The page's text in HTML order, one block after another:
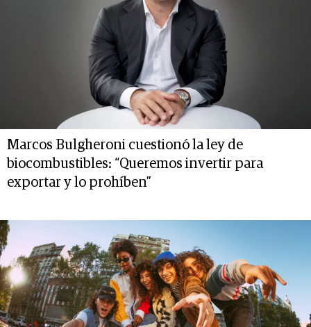
Marcos Bulgheroni cuestionó la ley de
biocombustibles: “Queremos invertir para
exportar y lo prohíben”